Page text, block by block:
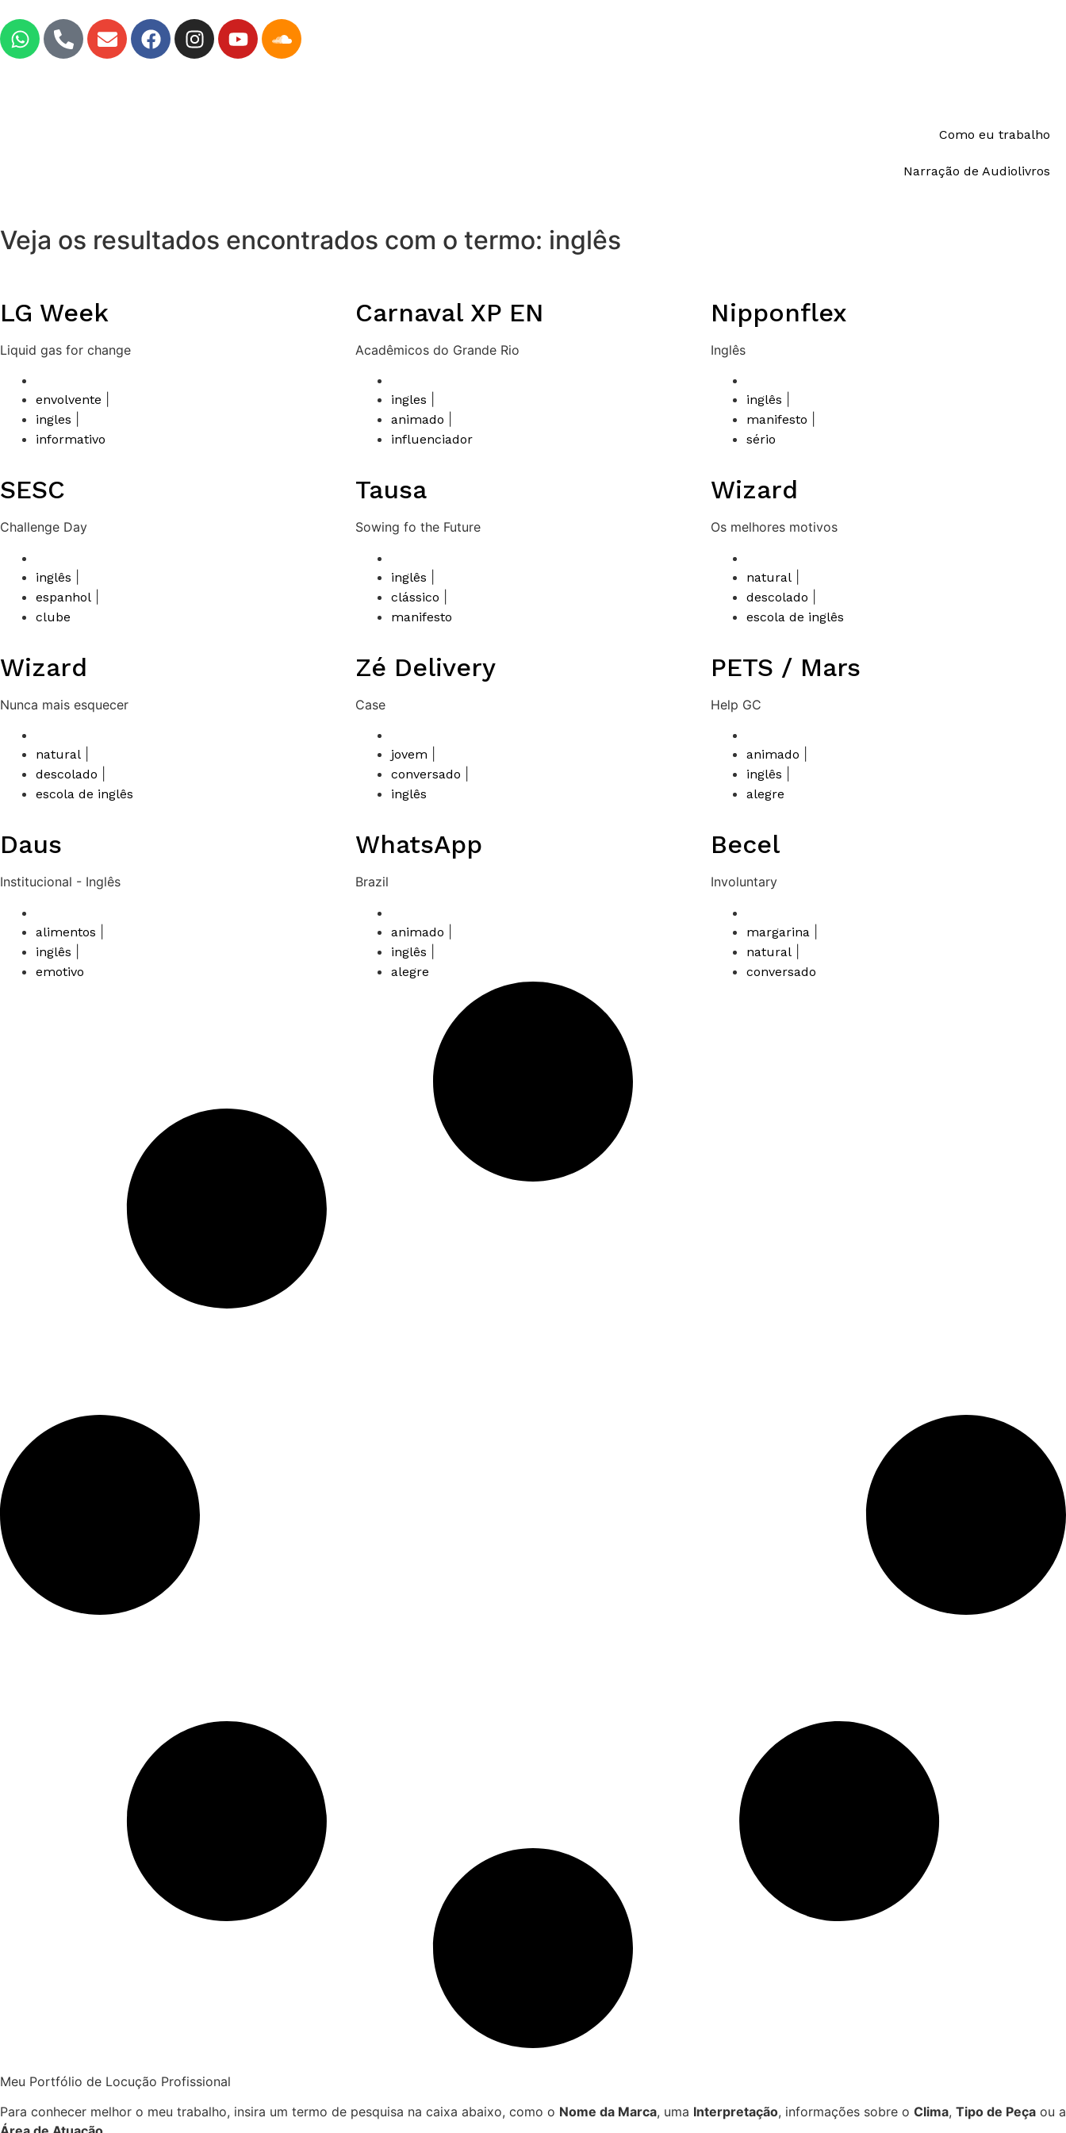
Como eu trabalho
Narração de Audiolivros
Veja os resultados encontrados com o termo: inglês
LG Week
Liquid gas for change
envolvente
ingles
informativo
Carnaval XP EN
Acadêmicos do Grande Rio
ingles
animado
influenciador
Nipponflex
Inglês
inglês
manifesto
sério
SESC
Challenge Day
inglês
espanhol
clube
Tausa
Sowing fo the Future
inglês
clássico
manifesto
Wizard
Os melhores motivos
natural
descolado
escola de inglês
Wizard
Nunca mais esquecer
natural
descolado
escola de inglês
Zé Delivery
Case
jovem
conversado
inglês
PETS / Mars
Help GC
animado
inglês
alegre
Daus
Institucional - Inglês
alimentos
inglês
emotivo
WhatsApp
Brazil
animado
inglês
alegre
Becel
Involuntary
margarina
natural
conversado
Meu Portfólio de Locução Profissional
Para conhecer melhor o meu trabalho, insira um termo de pesquisa na caixa abaixo, como o Nome da Marca, uma Interpretação, informações sobre o Clima, Tipo de Peça ou a